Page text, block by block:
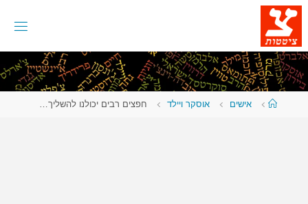
דלגו
לתוכן
עמודאישים אוסקר ויילד חפצים רבים יכולנו להשליך…